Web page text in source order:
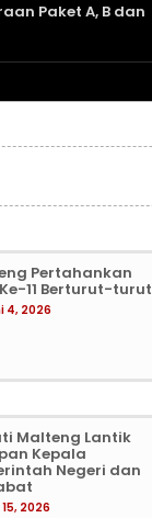
Paket A, B dan
Pertahankan
Ke-11 Berturut-turut
4, 2026
Malteng Lantik
Kepala
Negeri dan
2026